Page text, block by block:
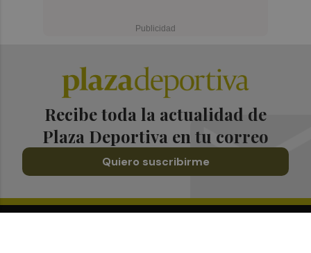
Recibe toda la actualidad de
Plaza Deportiva en tu correo
Quiero suscribirme